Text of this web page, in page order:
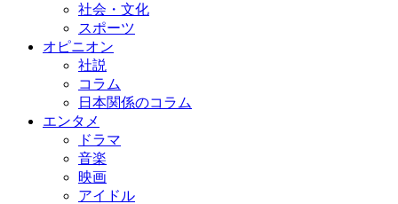
社会・文化
スポーツ
オピニオン
社説
コラム
日本関係のコラム
エンタメ
ドラマ
音楽
映画
アイドル